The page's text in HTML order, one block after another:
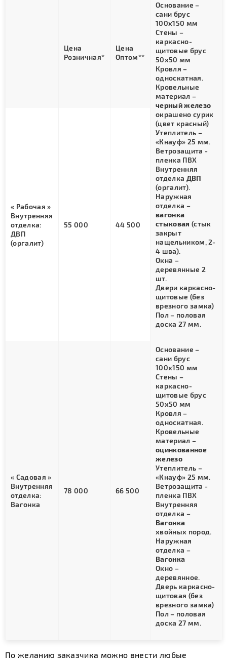
Цена
Розничная*
Цена
Оптом**
Основание –
сани брус
100х150 мм
Стены –
каркасно-
щитовые брус
50х50 мм
Кровля –
односкатная.
Кровельные
материал –
черный железо
окрашено сурик
(цвет красный)
Утеплитель –
«Кнауф» 25 мм.
Ветрозащита -
пленка ПВХ
Внутренняя
отделка ДВП
(оргалит).
Наружная
отделка –
вагонка
стыковая (стык
закрыт
нащельником, 2-
4 шва).
Окна –
деревянные 2
шт.
Двери каркасно-
щитовые (без
врезного замка)
Пол – половая
доска 27 мм.
« Рабочая »
Внутренняя
отделка:
ДВП
(оргалит)
55 000 44 500
« Садовая »
Внутренняя
отделка:
Вагонка
78 000 66 500
Основание –
сани брус
100х150 мм
Стены –
каркасно-
щитовые брус
50х50 мм
Кровля –
односкатная.
Кровельные
материал –
оцинкованное
железо
Утеплитель –
«Кнауф» 25 мм.
Ветрозащита -
пленка ПВХ
Внутренняя
отделка –
Вагонка
хвойных пород.
Наружная
отделка –
Вагонка
Окно –
деревянное.
Дверь каркасно-
щитовая (без
врезного замка)
Пол – половая
доска 27 мм.
По желанию заказчика можно внести любые